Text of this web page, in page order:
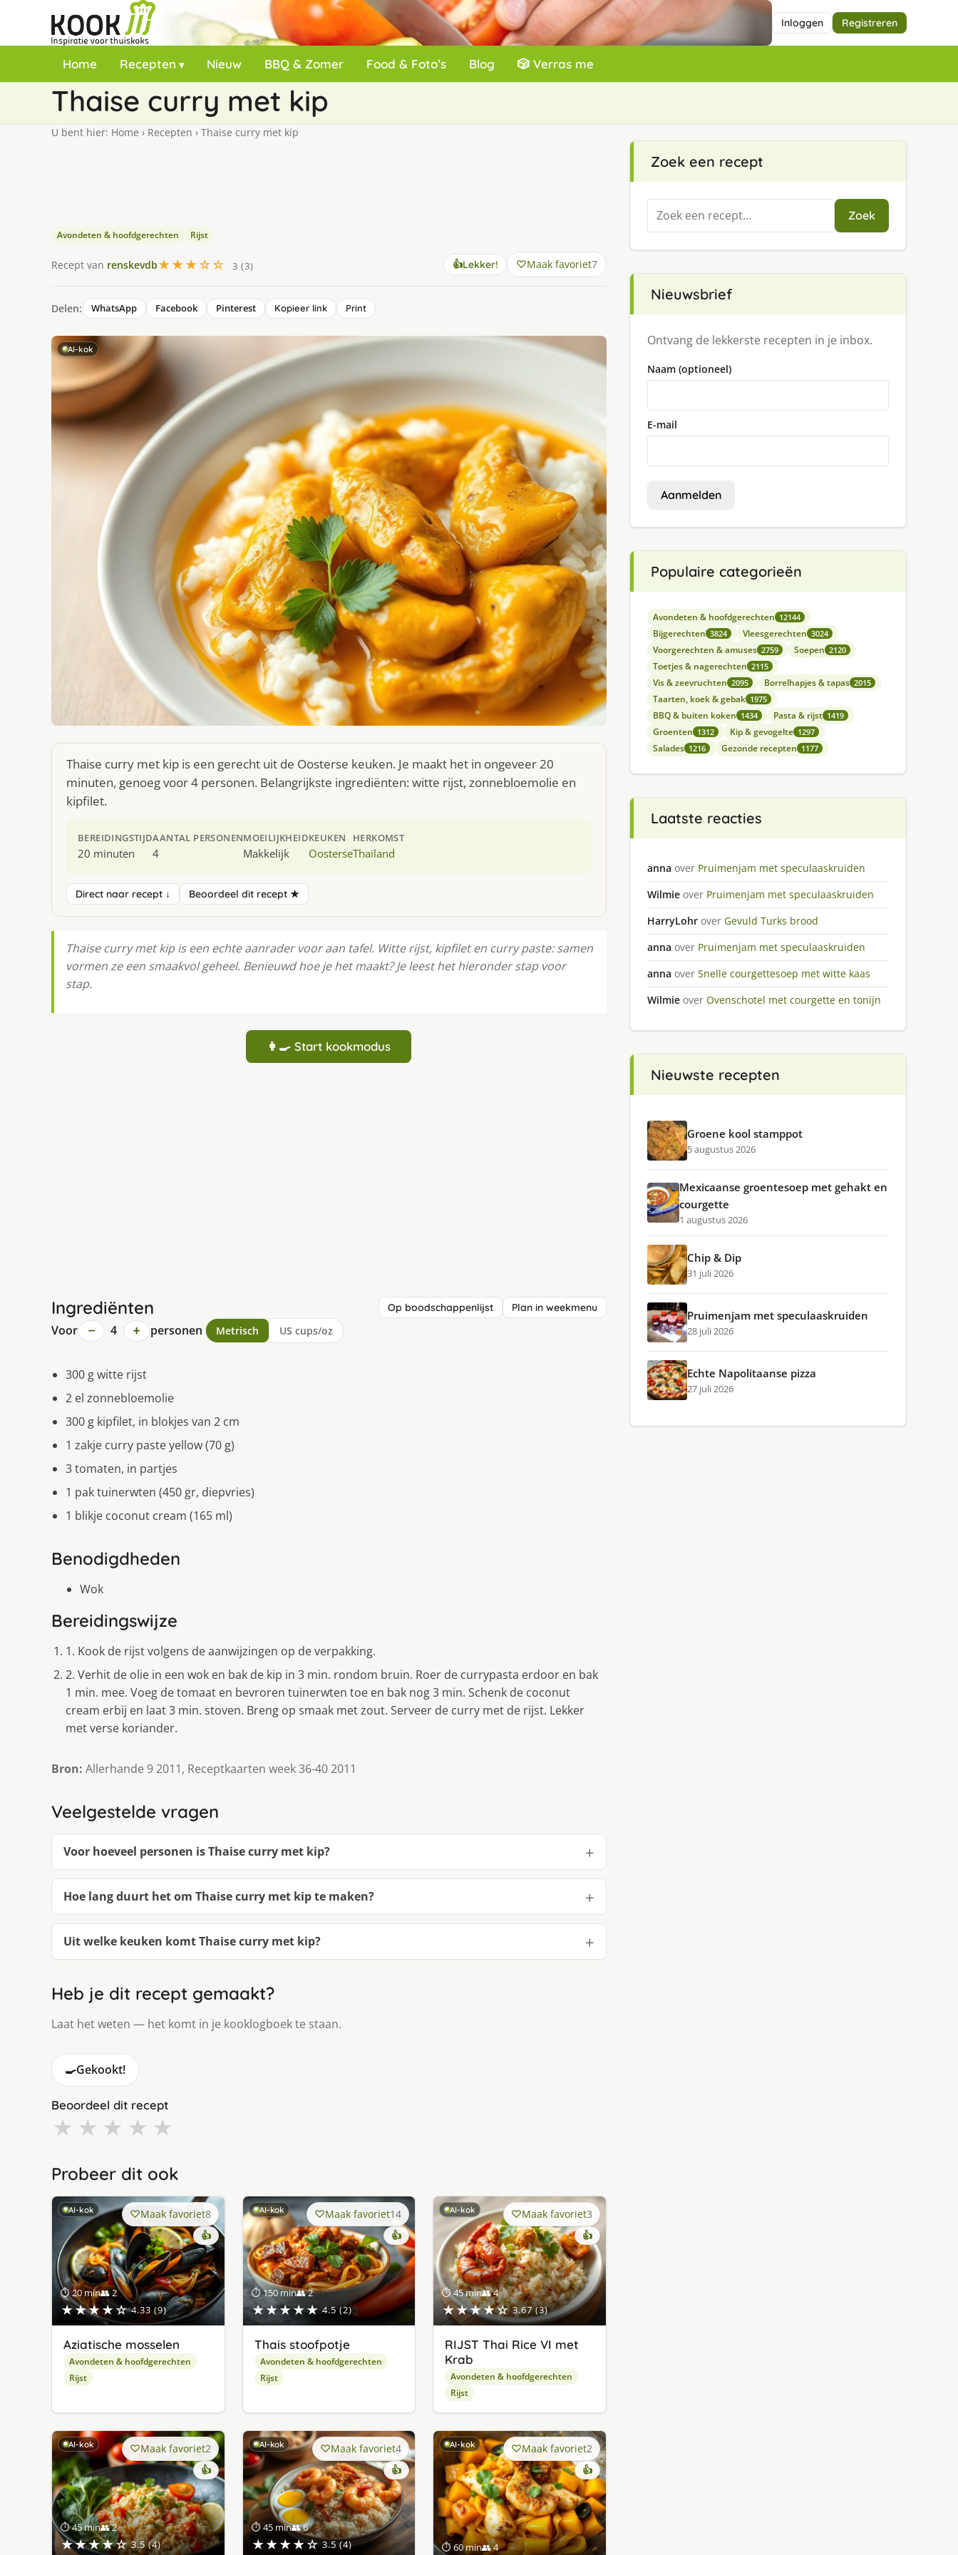
Inloggen Registreren
Home Recepten Nieuw BBQ & Zomer Food & Foto’s Blog 🎲 Verras me
Thaise curry met kip
U bent hier: Home › Recepten › Thaise curry met kip
Avondeten & hoofdgerechten Rijst
Recept van renskevdb★★★☆☆ 3 (3) 👍Lekker! Maak favoriet7
Delen: WhatsApp Facebook Pinterest Kopieer link Print
AI-kok
Thaise curry met kip is een gerecht uit de Oosterse keuken. Je maakt het in ongeveer 20
minuten, genoeg voor 4 personen. Belangrijkste ingrediënten: witte rijst, zonnebloemolie en
kipfilet.
BEREIDINGSTIJD
20 minuten
AANTAL PERSONEN
4
MOEILIJKHEID
Makkelijk
KEUKEN
Oosterse
HERKOMST
Thailand
Direct naar recept ↓ Beoordeel dit recept ★
Thaise curry met kip is een echte aanrader voor aan tafel. Witte rijst, kipfilet en curry paste: samen
vormen ze een smaakvol geheel. Benieuwd hoe je het maakt? Je leest het hieronder stap voor
stap.
👩‍🍳 Start kookmodus
Ingrediënten Op boodschappenlijst Plan in weekmenu
Voor − 4 + personen Metrisch US cups/oz
300 g witte rijst
2 el zonnebloemolie
300 g kipfilet, in blokjes van 2 cm
1 zakje curry paste yellow (70 g)
3 tomaten, in partjes
1 pak tuinerwten (450 gr, diepvries)
1 blikje coconut cream (165 ml)
Benodigdheden
Wok
Bereidingswijze
1. Kook de rijst volgens de aanwijzingen op de verpakking.
2. Verhit de olie in een wok en bak de kip in 3 min. rondom bruin. Roer de currypasta erdoor en bak
1 min. mee. Voeg de tomaat en bevroren tuinerwten toe en bak nog 3 min. Schenk de coconut
cream erbij en laat 3 min. stoven. Breng op smaak met zout. Serveer de curry met de rijst. Lekker
met verse koriander.
Bron: Allerhande 9 2011, Receptkaarten week 36-40 2011
Veelgestelde vragen
Voor hoeveel personen is Thaise curry met kip?
Hoe lang duurt het om Thaise curry met kip te maken?
Uit welke keuken komt Thaise curry met kip?
Heb je dit recept gemaakt?
Laat het weten — het komt in je kooklogboek te staan.
🍳Gekookt!
Beoordeel dit recept
★ ★ ★ ★ ★
Probeer dit ook
AI-kok
⏱ 20 min👥 2
★★★★☆ 4.33 (9)
Maak favoriet8
👍
Aziatische mosselen
Avondeten & hoofdgerechten
Rijst
AI-kok
⏱ 150 min👥 2
★★★★★ 4.5 (2)
Maak favoriet14
👍
Thais stoofpotje
Avondeten & hoofdgerechten
Rijst
AI-kok
⏱ 45 min👥 4
★★★★☆ 3.67 (3)
Maak favoriet3
👍
RIJST Thai Rice VI met
Krab
Avondeten & hoofdgerechten
Rijst
AI-kok
⏱ 45 min👥 2
★★★★☆ 3.5 (4)
Maak favoriet2
👍
AI-kok
⏱ 45 min👥 6
★★★★☆ 3.5 (4)
Maak favoriet4
👍
AI-kok
⏱ 60 min👥 4
Maak favoriet2
👍
Zoek een recept
Zoeken
naar:
Zoek
Nieuwsbrief
Ontvang de lekkerste recepten in je inbox.
Naam (optioneel)
E-mail
Aanmelden
Populaire categorieën
Avondeten & hoofdgerechten 12144
Bijgerechten 3824 Vleesgerechten 3024
Voorgerechten & amuses 2759 Soepen 2120
Toetjes & nagerechten 2115
Vis & zeevruchten 2095 Borrelhapjes & tapas 2015
Taarten, koek & gebak 1975
BBQ & buiten koken 1434 Pasta & rijst 1419
Groenten 1312 Kip & gevogelte 1297
Salades 1216 Gezonde recepten 1177
Laatste reacties
anna over Pruimenjam met speculaaskruiden
Wilmie over Pruimenjam met speculaaskruiden
HarryLohr over Gevuld Turks brood
anna over Pruimenjam met speculaaskruiden
anna over Snelle courgettesoep met witte kaas
Wilmie over Ovenschotel met courgette en tonijn
Nieuwste recepten
Groene kool stamppot
5 augustus 2026
Mexicaanse groentesoep met gehakt en
courgette
1 augustus 2026
Chip & Dip
31 juli 2026
Pruimenjam met speculaaskruiden
28 juli 2026
Echte Napolitaanse pizza
27 juli 2026